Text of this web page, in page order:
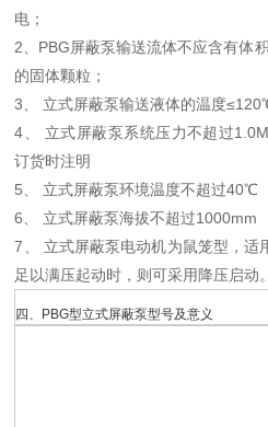
电；
2、PBG屏蔽泵输送流体不应含有体
的固体颗粒；
3、 立式屏蔽泵输送液体的温度
4、 立式屏蔽泵系统压力不超过
订货时注明
5、 立式屏蔽泵环境温度不超过40℃
6、 立式屏蔽泵海拔不超过1000mm
7、 立式屏蔽泵电动机为鼠笼型，适
足以满压起动时，则可采用降压启动。
四、PBG型立式屏蔽泵型号及意义